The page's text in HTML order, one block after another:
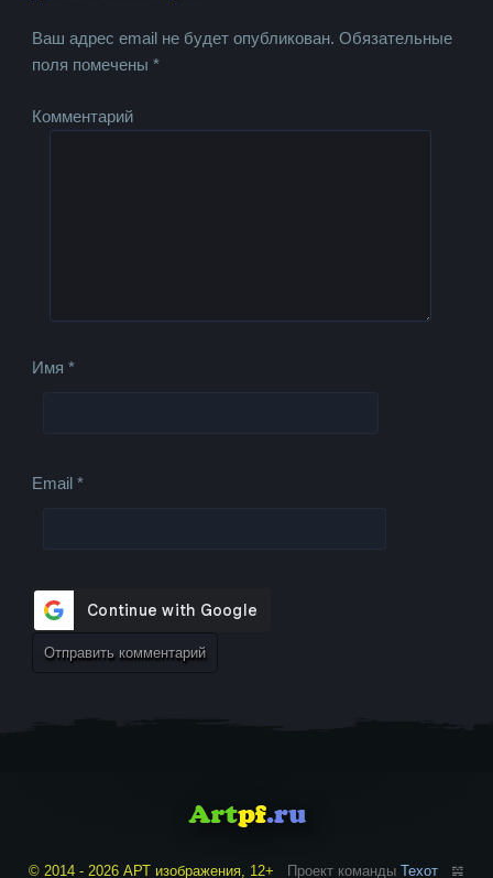
Ваш адрес email не будет опубликован. Обязательные
поля помечены*
Комментарий
Имя*
Email*
© 2014 - 2026 АРТ изображения, 12+ Проект команды Техот 𝌴